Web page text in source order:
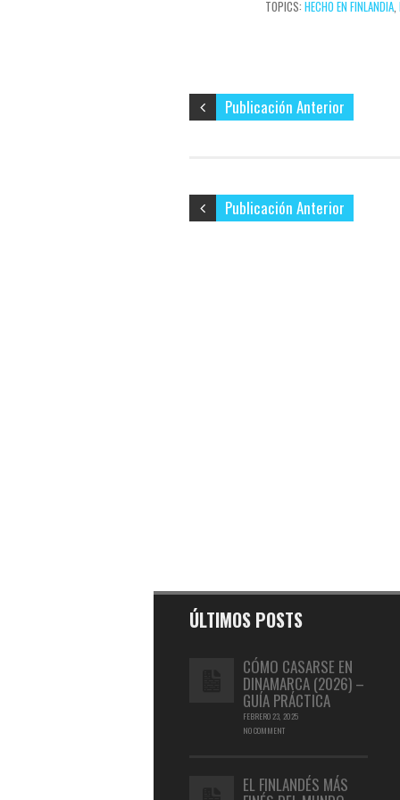
tielectrónico…
TOPICS: HECHO EN FINLANDIA
Publicación Anterior
Publicación Anterior
ÚLTIMOS POSTS
CÓMO CASARSE EN
DINAMARCA (2026) –
GUÍA PRÁCTICA
FEBRERO 23, 2025
NO COMMENT
EL FINLANDÉS MÁS